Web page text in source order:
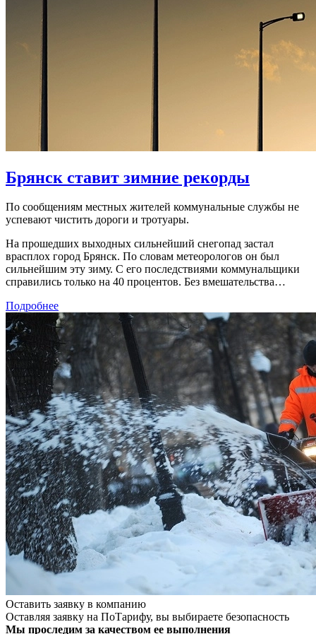
Брянск ставит зимние рекорды
По сообщениям местных жителей коммунальные службы не
успевают чистить дороги и тротуары.
На прошедших выходных сильнейший снегопад застал
врасплох город Брянск. По словам метеорологов он был
сильнейшим эту зиму. С его последствиями коммунальщики
справились только на 40 процентов. Без вмешательства…
Подробнее
Оставить заявку в компанию
Оставляя заявку на ПоТарифу, вы выбираете безопасность
Мы проследим за качеством ее выполнения